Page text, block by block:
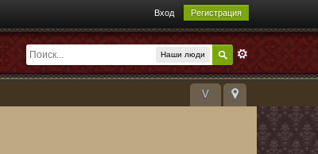
Вход Регистрация
Наши люди
V